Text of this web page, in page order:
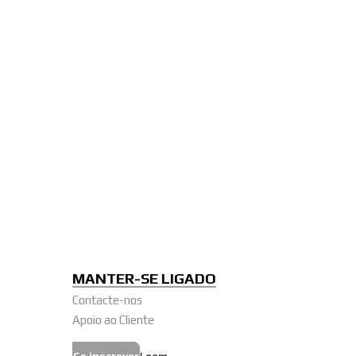
MANTER-SE LIGADO
Contacte-nos
Apoio ao Cliente